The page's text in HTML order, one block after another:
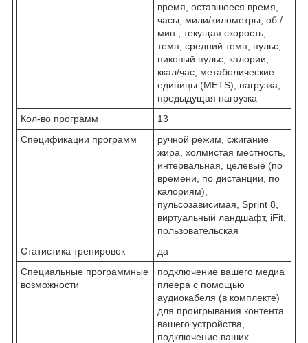
время, оставшееся время,
часы, мили/километры, об./
мин., текущая скорость,
темп, средний темп, пульс,
пиковый пульс, калории,
ккал/час, метаболические
единицы (METS), нагрузка,
предыдущая нагрузка
Кол-во программ
13
Спецификации программ
ручной режим, сжигание
жира, холмистая местность,
интервальная, целевые (по
времени, по дистанции, по
калориям),
пульсозависимая, Sprint 8,
виртуальный ландшафт, iFit,
пользовательская
Статистика тренировок
да
Специальные программные
возможности
подключение вашего медиа
плеера с помощью
аудиокабеля (в комплекте)
для проигрывания контента
вашего устройства,
подключение ваших